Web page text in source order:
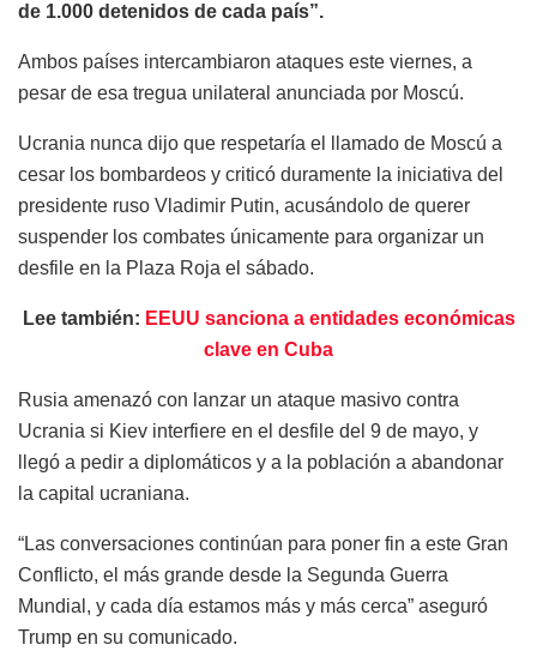
de 1.000 detenidos de cada país”.
Ambos países intercambiaron ataques este viernes, a
pesar de esa tregua unilateral anunciada por Moscú.
Ucrania nunca dijo que respetaría el llamado de Moscú a
cesar los bombardeos y criticó duramente la iniciativa del
presidente ruso Vladimir Putin, acusándolo de querer
suspender los combates únicamente para organizar un
desfile en la Plaza Roja el sábado.
Lee también: EEUU sanciona a entidades económicas
clave en Cuba
Rusia amenazó con lanzar un ataque masivo contra
Ucrania si Kiev interfiere en el desfile del 9 de mayo, y
llegó a pedir a diplomáticos y a la población a abandonar
la capital ucraniana.
“Las conversaciones continúan para poner fin a este Gran
Conflicto, el más grande desde la Segunda Guerra
Mundial, y cada día estamos más y más cerca” aseguró
Trump en su comunicado.